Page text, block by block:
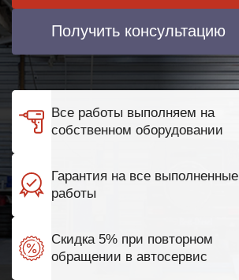
Получить консультацию
Все работы выполняем на
собственном оборудовании
Гарантия на все выполненные
работы
Скидка 5% при повторном
обращении в автосервис